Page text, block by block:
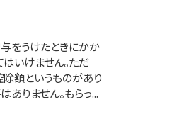
をうけたときにかか
いけません。ただ
額というものがあり
りません。もらっ...